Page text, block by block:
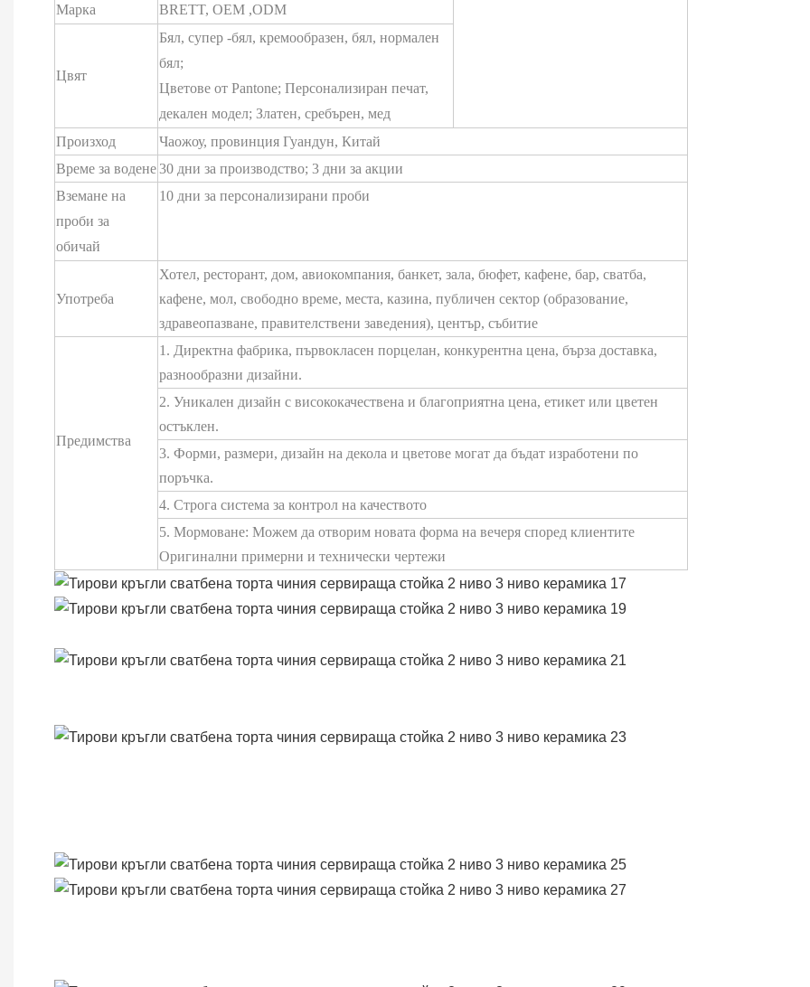
Марка
BRETT, OEM ,ODM
Цвят
Бял, супер -бял, кремообразен, бял, нормален
бял;
Цветове от Pantone; Персонализиран печат,
декален модел; Златен, сребърен, мед
Произход
Чаожоу, провинция Гуандун, Китай
Време за водене30 дни за производство; 3 дни за акции
Вземане на
проби за
обичай
10 дни за персонализирани проби
Употреба
Хотел, ресторант, дом, авиокомпания, банкет, зала, бюфет, кафене, бар, сватба,
кафене, мол, свободно време, места, казина, публичен сектор (образование,
здравеопазване, правителствени заведения), център, събитие
Предимства
1. Директна фабрика, първокласен порцелан, конкурентна цена, бърза доставка,
разнообразни дизайни.
2. Уникален дизайн с висококачествена и благоприятна цена, етикет или цветен
остъклен.
3. Форми, размери, дизайн на декола и цветове могат да бъдат изработени по
поръчка.
4. Строга система за контрол на качеството
5. Мормоване: Можем да отворим новата форма на вечеря според клиентите
Оригинални примерни и технически чертежи